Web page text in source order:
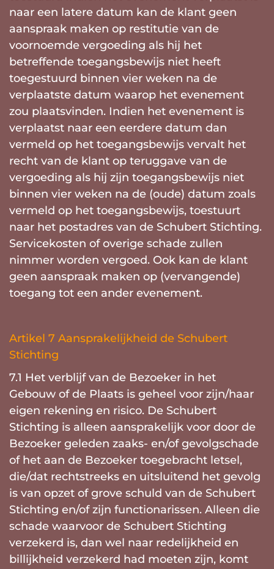
naar een latere datum kan de klant geen
aanspraak maken op restitutie van de
voornoemde vergoeding als hij het
betreffende toegangsbewijs niet heeft
toegestuurd binnen vier weken na de
verplaatste datum waarop het evenement
zou plaatsvinden. Indien het evenement is
verplaatst naar een eerdere datum dan
vermeld op het toegangsbewijs vervalt het
recht van de klant op teruggave van de
vergoeding als hij zijn toegangsbewijs niet
binnen vier weken na de (oude) datum zoals
vermeld op het toegangsbewijs, toestuurt
naar het postadres van de Schubert Stichting.
Servicekosten of overige schade zullen
nimmer worden vergoed. Ook kan de klant
geen aanspraak maken op (vervangende)
toegang tot een ander evenement.
Artikel 7 Aansprakelijkheid de Schubert
Stichting
7.1 Het verblijf van de Bezoeker in het
Gebouw of de Plaats is geheel voor zijn/haar
eigen rekening en risico. De Schubert
Stichting is alleen aansprakelijk voor door de
Bezoeker geleden zaaks- en/of gevolgschade
of het aan de Bezoeker toegebracht letsel,
die/dat rechtstreeks en uitsluitend het gevolg
is van opzet of grove schuld van de Schubert
Stichting en/of zijn functionarissen. Alleen die
schade waarvoor de Schubert Stichting
verzekerd is, dan wel naar redelijkheid en
billijkheid verzekerd had moeten zijn, komt